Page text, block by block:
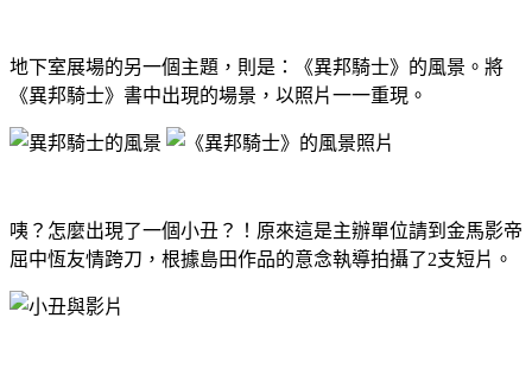
地下室展場的另一個主題，則是：《異邦騎士》的風景。將
《異邦騎士》書中出現的場景，以照片一一重現。
咦？怎麼出現了一個小丑？！原來這是主辦單位請到金馬影帝
屈中恆友情跨刀，根據島田作品的意念執導拍攝了2支短片。